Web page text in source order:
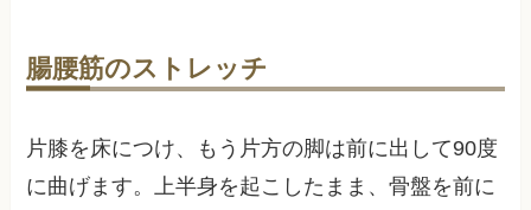
腸腰筋のストレッチ
片膝を床につけ、もう片方の脚は前に出して90度
に曲げます。上半身を起こしたまま、骨盤を前に